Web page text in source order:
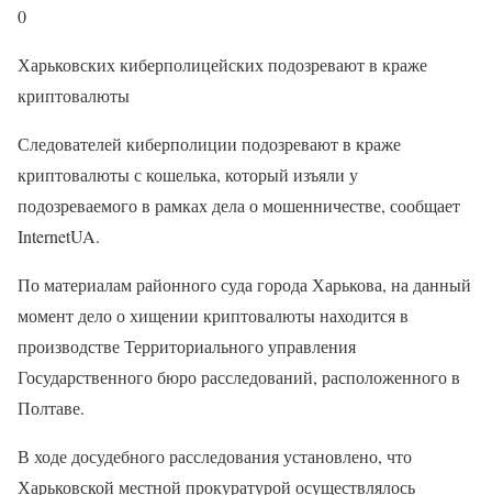
0
Харьковских киберполицейских подозревают в краже
криптовалюты
Следователей киберполиции подозревают в краже
криптовалюты с кошелька, который изъяли у
подозреваемого в рамках дела о мошенничестве, сообщает
InternetUA.
По материалам районного суда города Харькова, на данный
момент дело о хищении криптовалюты находится в
производстве Территориального управления
Государственного бюро расследований, расположенного в
Полтаве.
В ходе досудебного расследования установлено, что
Харьковской местной прокуратурой осуществлялось